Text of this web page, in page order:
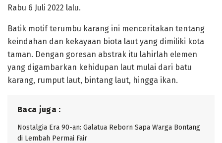
Rabu 6 Juli 2022 lalu.
Batik motif terumbu karang ini menceritakan tentang
keindahan dan kekayaan biota laut yang dimiliki kota
taman. Dengan goresan abstrak itu lahirlah elemen
yang digambarkan kehidupan laut mulai dari batu
karang, rumput laut, bintang laut, hingga ikan.
Baca juga :
Nostalgia Era 90-an: Galatua Reborn Sapa Warga Bontang
di Lembah Permai Fair